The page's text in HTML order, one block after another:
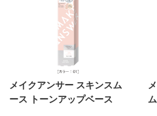
メイクアンサー スキンスム
ース トーンアップベース